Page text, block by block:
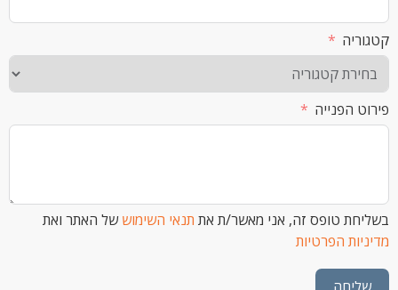
טופס זה, אני מאשר/ת אתתנאי השימוש של האתר ואת
הפרטיות